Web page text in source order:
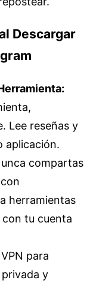
Descargar
Lee reseñas y
aplicación.
compartas
herramientas
con tu cuenta
para
y